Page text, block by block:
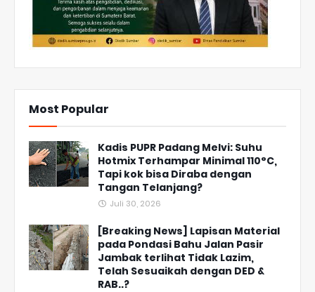
Most Popular
Kadis PUPR Padang Melvi: Suhu
Hotmix Terhampar Minimal 110°C,
Tapi kok bisa Diraba dengan
Tangan Telanjang?
Juli 30, 2026
[Breaking News] Lapisan Material
pada Pondasi Bahu Jalan Pasir
Jambak terlihat Tidak Lazim,
Telah Sesuaikah dengan DED &
RAB..?